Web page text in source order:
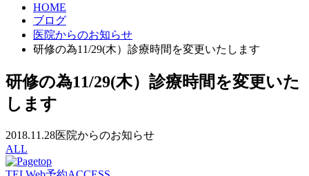
HOME
ブログ
医院からのお知らせ
研修の為11/29(木）診療時間を変更いたします
研修の為11/29(木）診療時間を変更いた
します
2018.11.28医院からのお知らせ
ALL